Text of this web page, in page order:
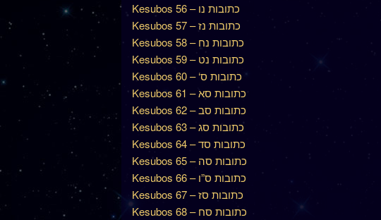
Kesubos 56 – כתובות נו
Kesubos 57 – כתובות נז
Kesubos 58 – כתובות נח
Kesubos 59 – כתובות נט
Kesubos 60 – ‘כתובות ס
Kesubos 61 – כתובות סא
Kesubos 62 – כתובות סב
Kesubos 63 – כתובות סג
Kesubos 64 – כתובות סד
Kesubos 65 – כתובות סה
Kesubos 66 – כתובות ס”ו
Kesubos 67 – כתובות סז
Kesubos 68 – כתובות סח